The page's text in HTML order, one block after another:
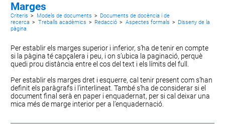
Marges
Criteris > Models de documents > Documents de docència i de
recerca > Treballs acadèmics > Redacció > Aspectes formals > Disseny de la
pàgina
Per establir els marges superior i inferior, s’ha de tenir en compte
si la pàgina técapçalera i peu, i on s’ubica la paginació, perquè
quedi prou distància entre el cos del text i els límits del full.
Per establir els marges dret i esquerre, cal tenir present com s’han
definitels paràgrafs i l’interlineat. També s’ha de considerar si el
document final serà en paper i enquadernat, per si cal deixar una
mica més de marge interior per a l’enquadernació.